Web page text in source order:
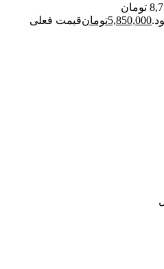
5,850,000تومانقیمت فعلی